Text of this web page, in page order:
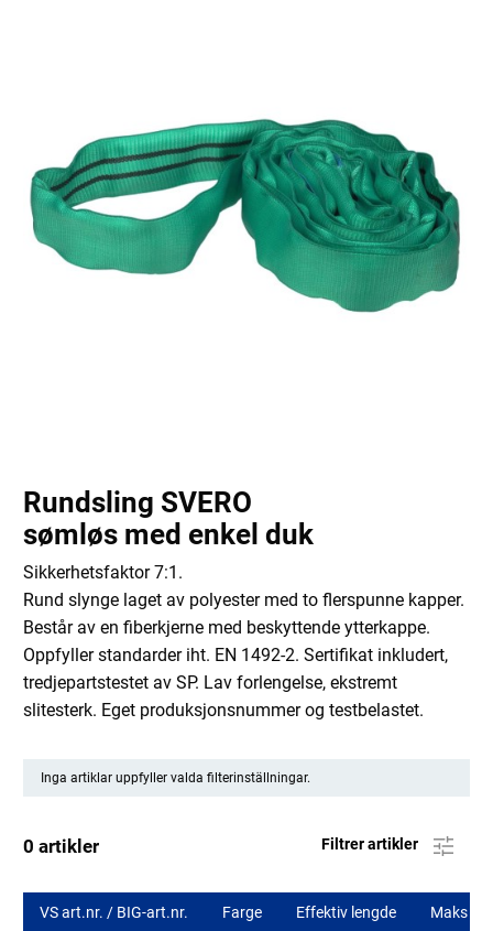
Rundsling SVERO
sømløs med enkel duk
Sikkerhetsfaktor 7:1.
Rund slynge laget av polyester med to flerspunne kapper.
Består av en fiberkjerne med beskyttende ytterkappe.
Oppfyller standarder iht. EN 1492-2. Sertifikat inkludert,
tredjepartstestet av SP. Lav forlengelse, ekstremt
slitesterk. Eget produksjonsnummer og testbelastet.
Inga artiklar uppfyller valda filterinställningar.
0 artikler Filtrer artikler
VS art.nr. / BIG-art.nr. Farge Effektiv lengde Maks